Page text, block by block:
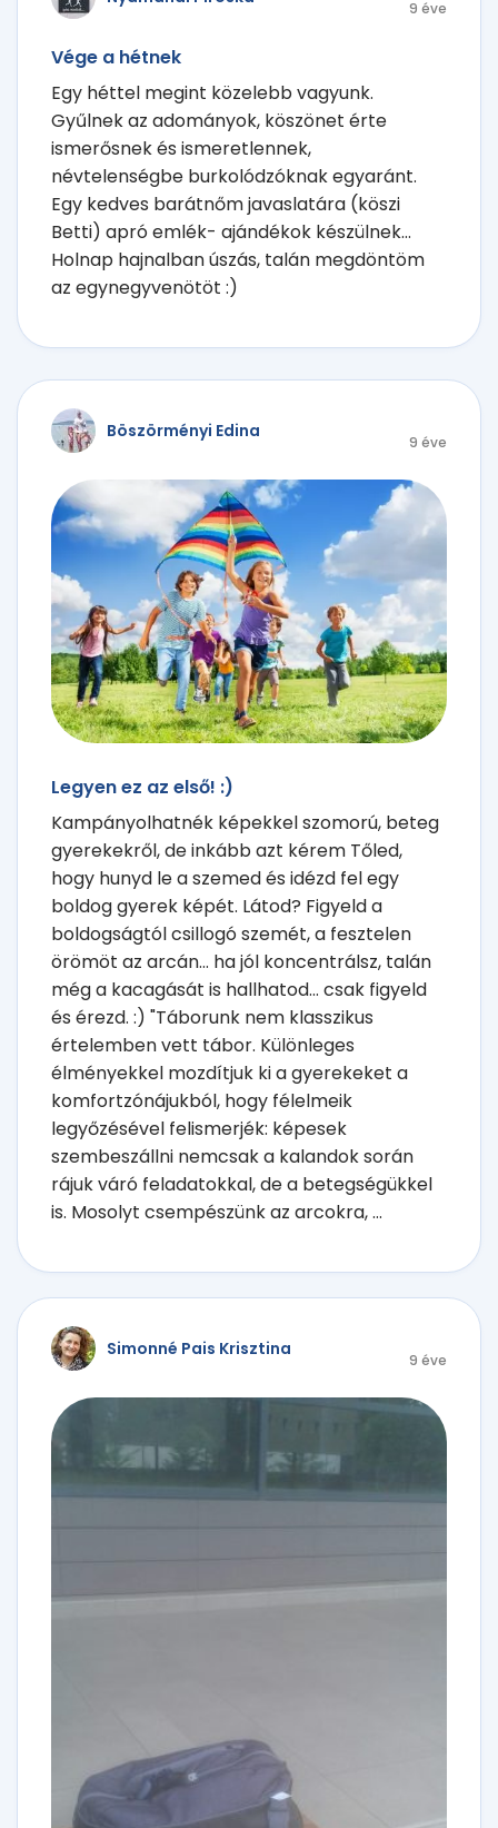
9 éve
Vége a hétnek
Egy héttel megint közelebb vagyunk.
Gyűlnek az adományok, köszönet érte
ismerősnek és ismeretlennek,
névtelenségbe burkolódzóknak egyaránt.
Egy kedves barátnőm javaslatára (köszi
Betti) apró emlék- ajándékok készülnek...
Holnap hajnalban úszás, talán megdöntöm
az egynegyvenötöt :)
Böszörményi Edina
9 éve
Legyen ez az első! :)
Kampányolhatnék képekkel szomorú, beteg
gyerekekről, de inkább azt kérem Tőled,
hogy hunyd le a szemed és idézd fel egy
boldog gyerek képét. Látod? Figyeld a
boldogságtól csillogó szemét, a fesztelen
örömöt az arcán... ha jól koncentrálsz, talán
még a kacagását is hallhatod... csak figyeld
és érezd. :) "Táborunk nem klasszikus
értelemben vett tábor. Különleges
élményekkel mozdítjuk ki a gyerekeket a
komfortzónájukból, hogy félelmeik
legyőzésével felismerjék: képesek
szembeszállni nemcsak a kalandok során
rájuk váró feladatokkal, de a betegségükkel
is. Mosolyt csempészünk az arcokra, ...
Simonné Pais Krisztina
9 éve